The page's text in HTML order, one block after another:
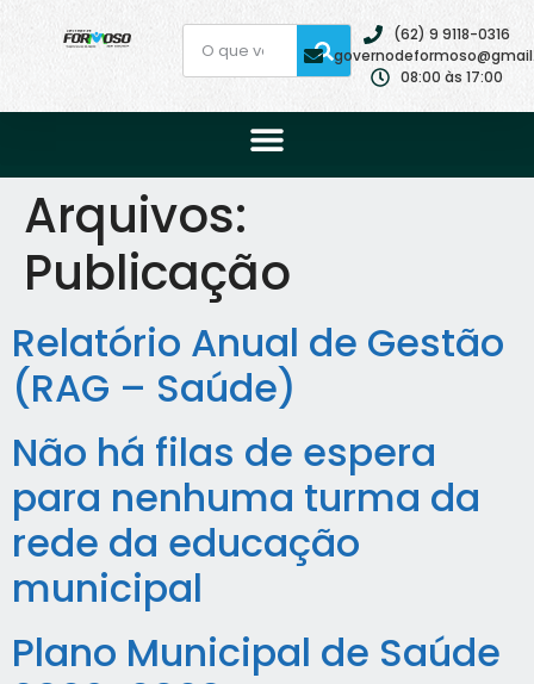
(62) 9 9118-0316
08:00 às 17:00
Arquivos:
Publicação
Relatório Anual de Gestão
(RAG – Saúde)
Não há filas de espera
para nenhuma turma da
rede da educação
municipal
Plano Municipal de Saúde